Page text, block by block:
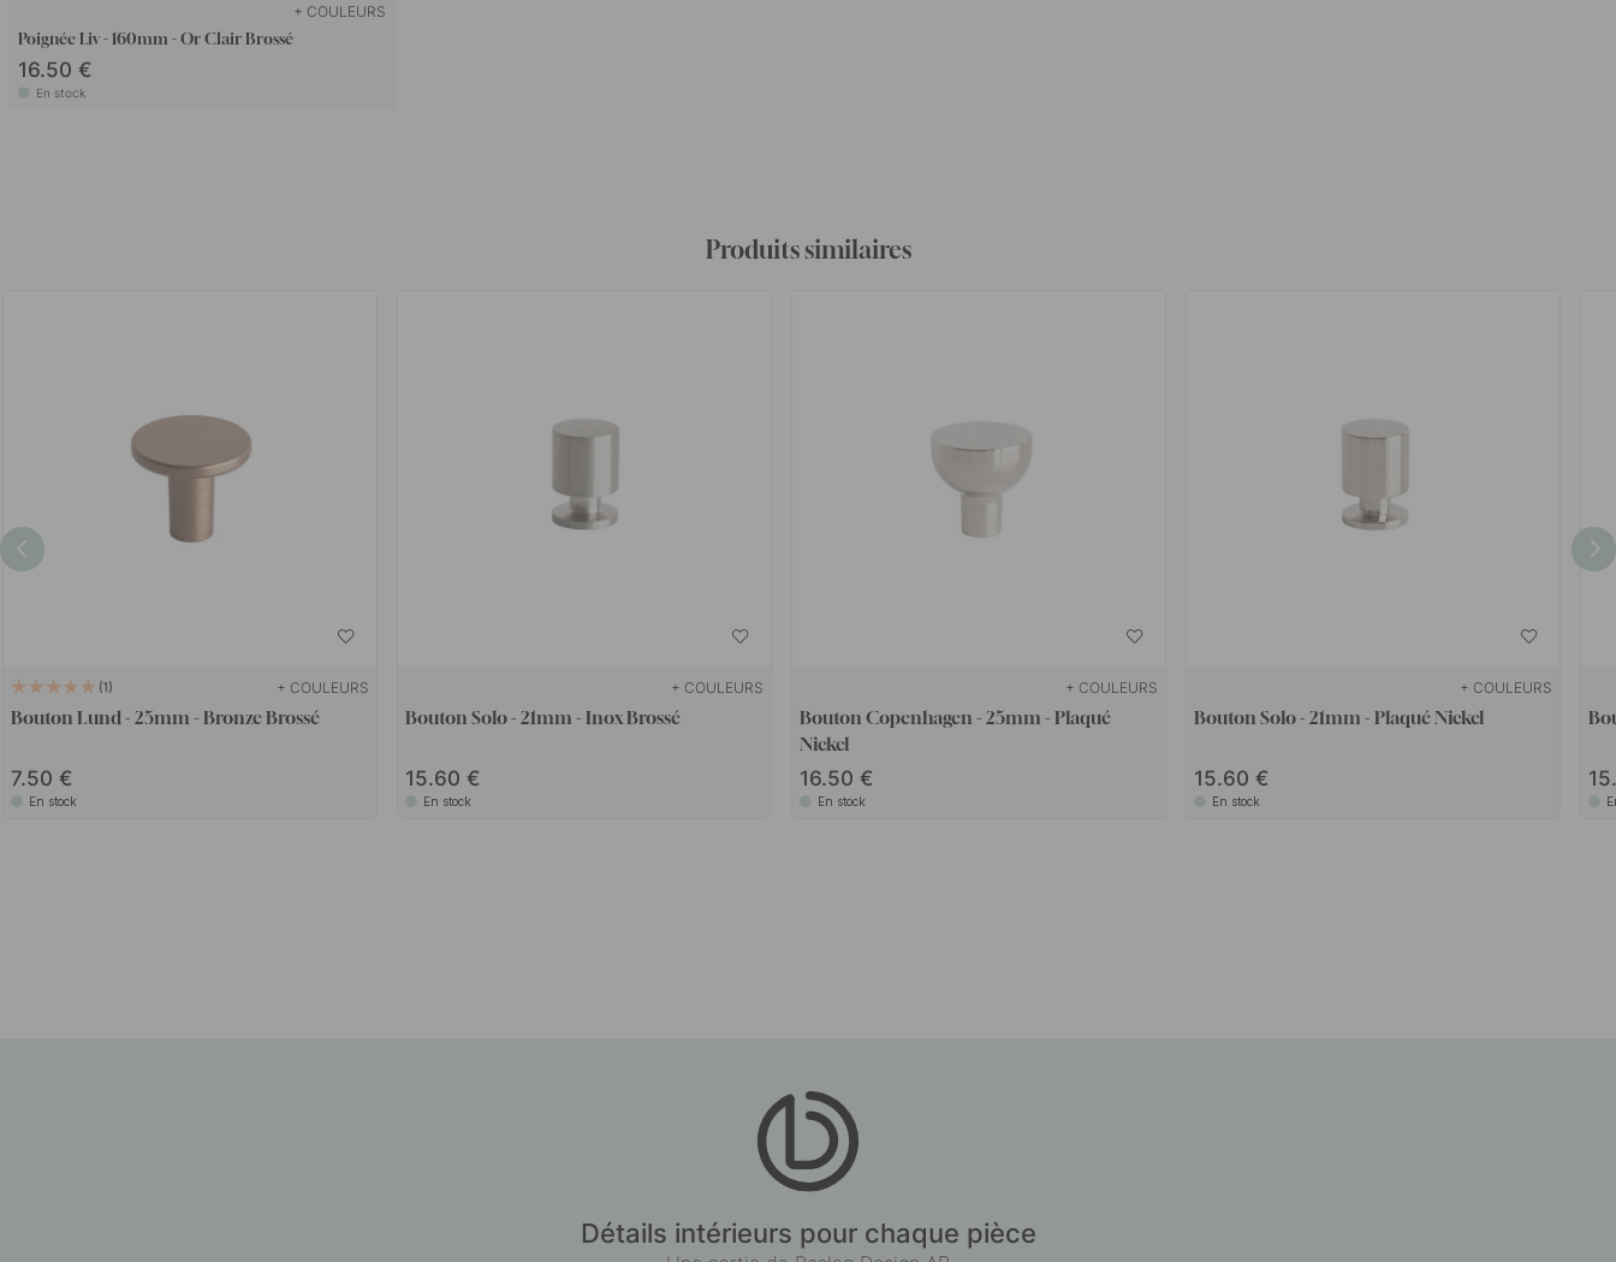
+ COULEURS
Poignée Liv - 160mm - Or Clair Brossé
16.50 €
En stock
Produits similaires
1 + COULEURS
Bouton Lund - 25mm - Bronze Brossé
7.50
En stock
+ COULEURS
Bouton Solo - 21mm - Inox Brossé
15.60
En stock
+ COULEURS
Bouton Copenhagen - 25mm - Plaqué
Nickel
16.50
En stock
+ COULEURS
Bouton Solo - 21mm - Plaqué Nickel
15.60
En stock
Détails intérieurs pour chaque pièce